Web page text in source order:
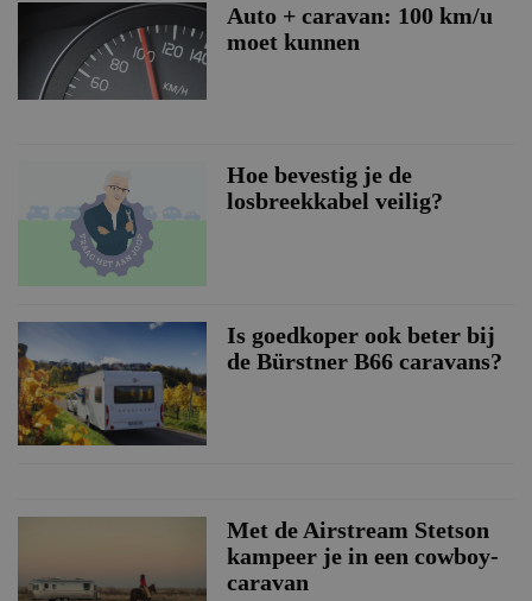
Auto + caravan: 100 km/u
moet kunnen
Hoe bevestig je de
losbreekkabel veilig?
Is goedkoper ook beter bij
de Bürstner B66 caravans?
Met de Airstream Stetson
kampeer je in een cowboy-
caravan